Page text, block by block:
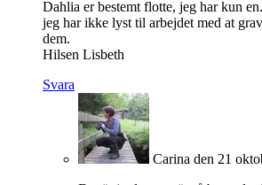
Dahlia er bestemt flotte, jeg har kun
jeg har ikke lyst til arbejdet med at
dem.
Hilsen Lisbeth
Svara
Carina den 21